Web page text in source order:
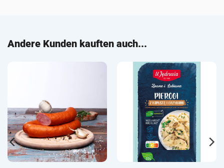
Andere Kunden kauften auch...